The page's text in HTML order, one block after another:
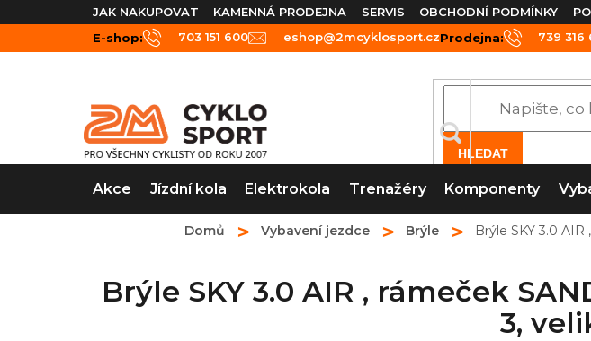
na
obsah
JAK NAKUPOVAT KAMENNÁ PRODEJNA SERVIS OBCHODNÍ PODMÍNKY
E-shop:
703 151 600 eshop@2mcyklosport.czProdejna: 739 316
HLEDAT
Akce Jízdní kola Elektrokola Trenažéry Komponenty
Domů Vybavení jezdce Brýle Brýle SKY 3.0
Brýle SKY 3.0 AIR , rámeček
3,